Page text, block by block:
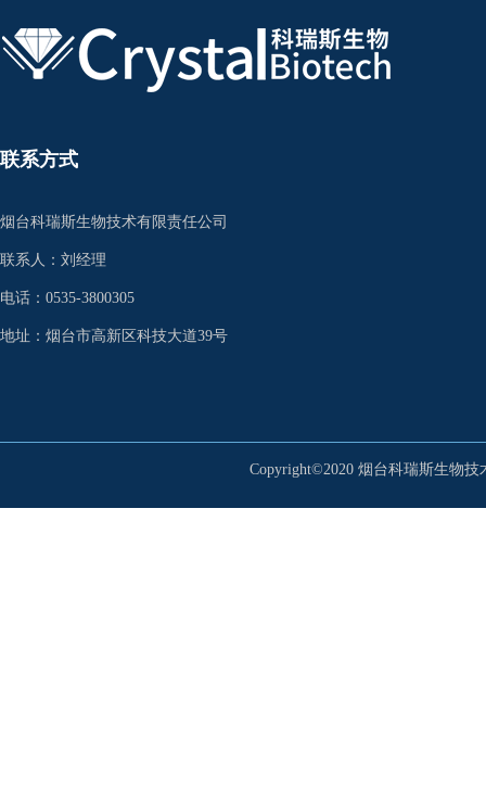
联系方式
烟台科瑞斯生物技术有限责任公司
联系人：刘经理
电话：0535-3800305
地址：烟台市高新区科技大道39号
Copyright©2020 烟台科瑞斯生物